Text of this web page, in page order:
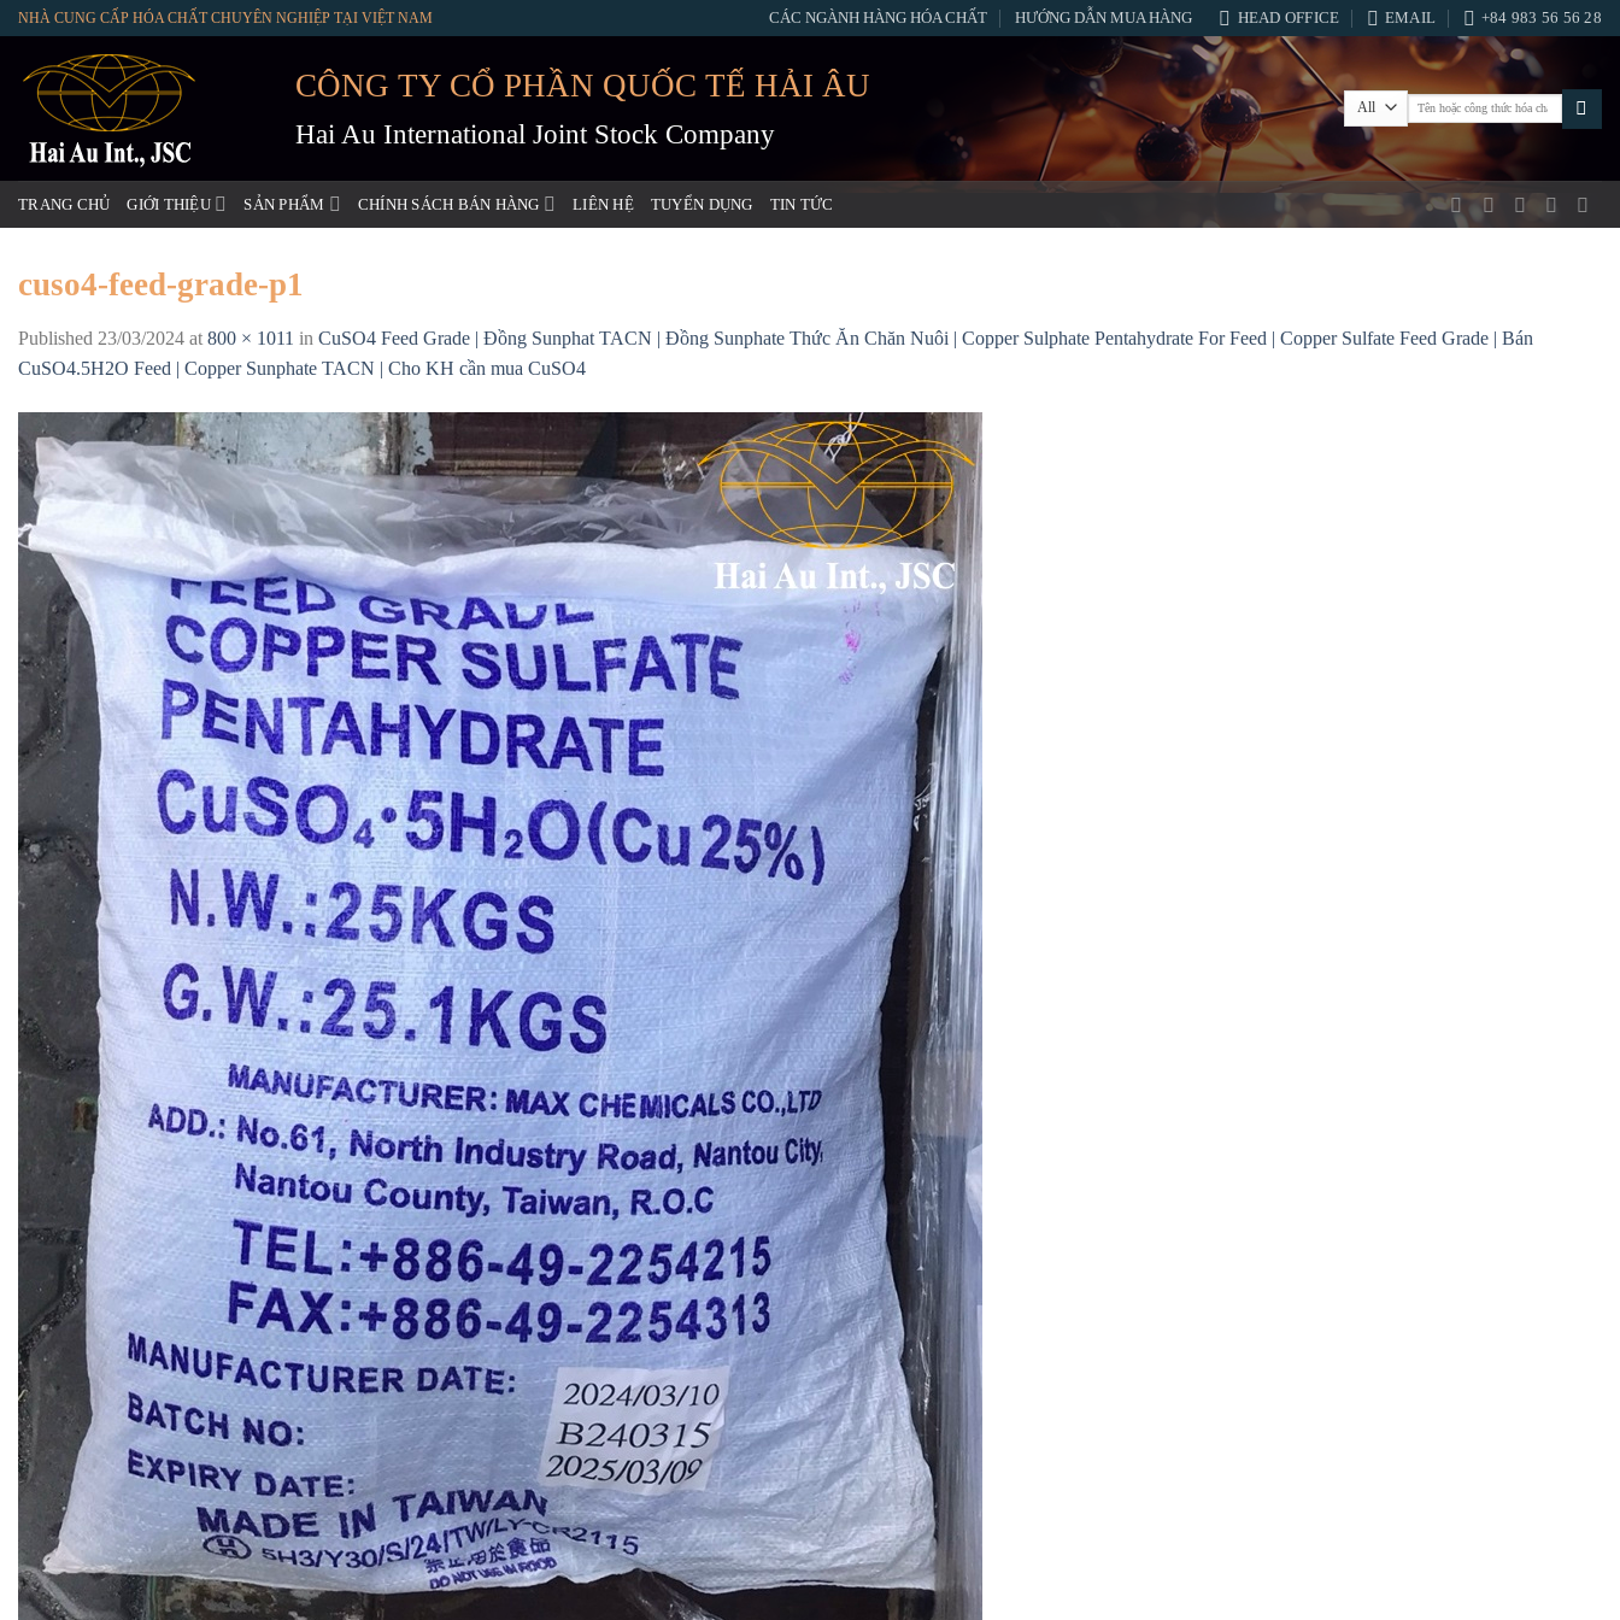
Skip
content
NHÀ CUNG CẤP HÓA CHẤT CHUYÊN NGHIỆP TẠI VIỆT NAM CÁC NGÀNH HÀNG HÓA CHẤT HƯỚNG DẪN MUA HÀNG HEAD OFFICE EMAIL +84 983 56 56 28
CÔNG TY CỔ PHẦN QUỐC TẾ HẢI ÂU
Hai Au International Joint Stock Company
Tìm
kiếm:
TRANG CHỦ GIỚI THIỆU SẢN PHẨM CHÍNH SÁCH BÁN HÀNG LIÊN HỆ TUYỂN DỤNG TIN TỨC
cuso4-feed-grade-p1
Published 23/03/2024 at 800 × 1011 in CuSO4 Feed Grade | Đồng Sunphat TACN | Đồng Sunphate Thức Ăn Chăn Nuôi | Copper Sulphate Pentahydrate For Feed | Copper Sulfate Feed Grade | Bán
CuSO4.5H2O Feed | Copper Sunphate TACN | Cho KH cần mua CuSO4